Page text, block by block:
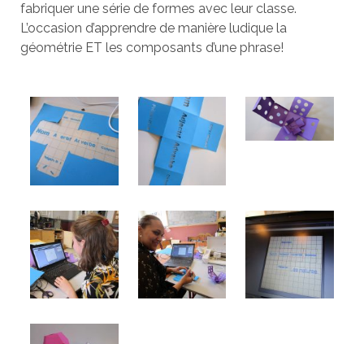
fabriquer une série de formes avec leur classe.
L’occasion d’apprendre de manière ludique la
géométrie ET les composants d’une phrase!